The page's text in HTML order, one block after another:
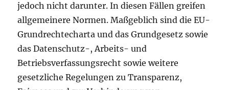
jedoch nicht darunter. In diesen Fällen greifen
allgemeinere Normen. Maßgeblich sind die EU-
Grundrechtecharta und das Grundgesetz sowie
das Datenschutz-, Arbeits- und
Betriebsverfassungsrecht sowie weitere
gesetzliche Regelungen zu Transparenz,